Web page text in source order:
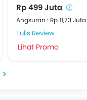
Rp 499 Juta
Angsuran : Rp 11,73
Tulis Review
Lihat Promo